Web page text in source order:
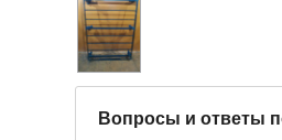
Вопросы и ответы